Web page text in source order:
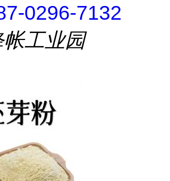
0296-7132
工业园